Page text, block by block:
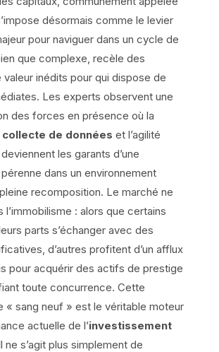
désormais comme le levier
pour naviguer dans un cycle de
que complexe, recèle des
inédits pour qui dispose de
Les experts observent une
des forces en présence où la
collecte de données et l’agilité
les garants d’une
dans un environnement
recomposition. Le marché ne
l’immobilisme : alors que certains
parts s’échanger avec des
d’autres profitent d’un afflux
pour acquérir des actifs de prestige
toute concurrence. Cette
« sang neuf » est le véritable moteur
actuelle de l’investissement
ne s’agit plus simplement de